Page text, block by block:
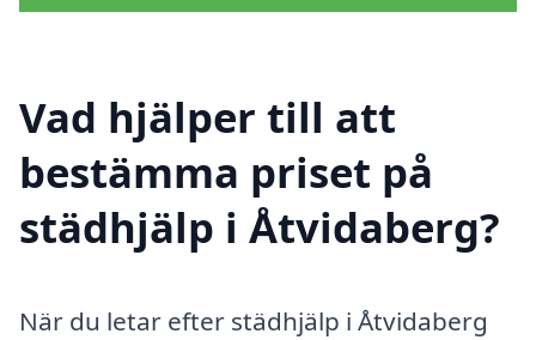
Vad hjälper till att
bestämma priset på
städhjälp i Åtvidaberg?
När du letar efter städhjälp i Åtvidaberg